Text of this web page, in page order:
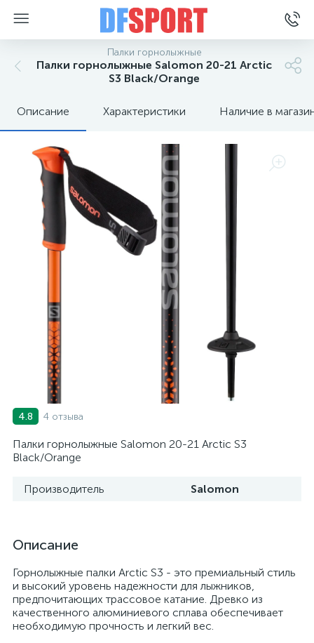
Палки горнолыжные
Палки горнолыжные Salomon 20-21 Arctic
S3 Black/Orange
Описание Характеристики Наличие в
4.8 4 отзыва
Палки горнолыжные Salomon 20-21 Arctic S3
Black/Orange
Производитель Salomon
Описание
Горнолыжные палки Arctic S3 - это премиальный стиль
и высокий уровень надежности для лыжников,
предпочитающих трассовое катание. Древко из
качественного алюминиевого сплава обеспечивает
необходимую прочность и легкий вес.